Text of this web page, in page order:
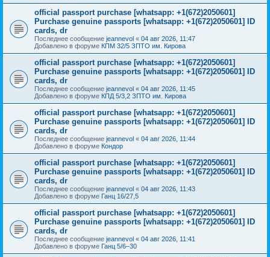
official passport purchase [whatsapp: +1(672)2050601]
Purchase genuine passports [whatsapp: +1(672)2050601] ID
cards, dr
Последнее сообщение jeannevol « 04 авг 2026, 11:47
Добавлено в форуме КПМ 32/5 ЗПТО им. Кирова
official passport purchase [whatsapp: +1(672)2050601]
Purchase genuine passports [whatsapp: +1(672)2050601] ID
cards, dr
Последнее сообщение jeannevol « 04 авг 2026, 11:45
Добавлено в форуме КПД 5/3,2 ЗПТО им. Кирова
official passport purchase [whatsapp: +1(672)2050601]
Purchase genuine passports [whatsapp: +1(672)2050601] ID
cards, dr
Последнее сообщение jeannevol « 04 авг 2026, 11:44
Добавлено в форуме Кондор
official passport purchase [whatsapp: +1(672)2050601]
Purchase genuine passports [whatsapp: +1(672)2050601] ID
cards, dr
Последнее сообщение jeannevol « 04 авг 2026, 11:43
Добавлено в форуме Ганц 16/27,5
official passport purchase [whatsapp: +1(672)2050601]
Purchase genuine passports [whatsapp: +1(672)2050601] ID
cards, dr
Последнее сообщение jeannevol « 04 авг 2026, 11:41
Добавлено в форуме Ганц 5/6–30